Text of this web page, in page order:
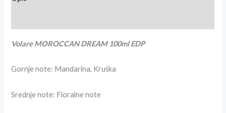
Volare MOROCCAN DREAM 100ml EDP
Gornje note: Mandarina, Kruška
Srednje note: Floralne note